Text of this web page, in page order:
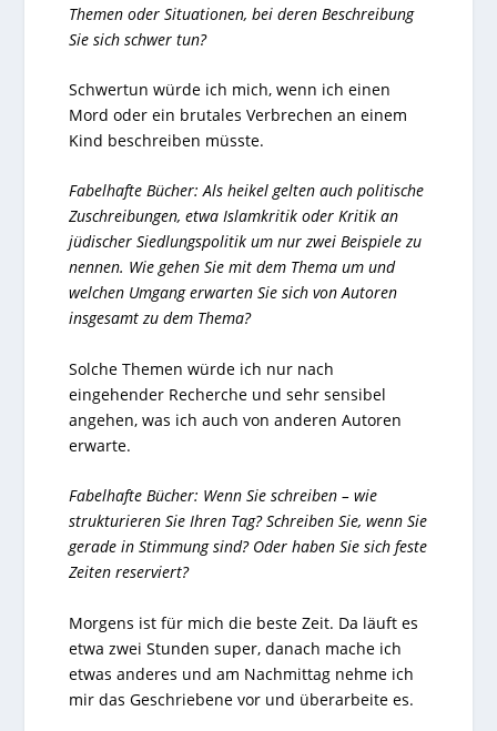
Themen oder Situationen, bei deren Beschreibung
Sie sich schwer tun?
Schwertun würde ich mich, wenn ich einen
Mord oder ein brutales Verbrechen an einem
Kind beschreiben müsste.
Fabelhafte Bücher: Als heikel gelten auch politische
Zuschreibungen, etwa Islamkritik oder Kritik an
jüdischer Siedlungspolitik um nur zwei Beispiele zu
nennen. Wie gehen Sie mit dem Thema um und
welchen Umgang erwarten Sie sich von Autoren
insgesamt zu dem Thema?
Solche Themen würde ich nur nach
eingehender Recherche und sehr sensibel
angehen, was ich auch von anderen Autoren
erwarte.
Fabelhafte Bücher: Wenn Sie schreiben – wie
strukturieren Sie Ihren Tag? Schreiben Sie, wenn Sie
gerade in Stimmung sind? Oder haben Sie sich feste
Zeiten reserviert?
Morgens ist für mich die beste Zeit. Da läuft es
etwa zwei Stunden super, danach mache ich
etwas anderes und am Nachmittag nehme ich
mir das Geschriebene vor und überarbeite es.